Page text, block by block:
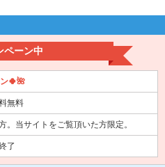
ペーン中
🍀🌺
無料
。当サイトをご覧頂いた方限定。
了